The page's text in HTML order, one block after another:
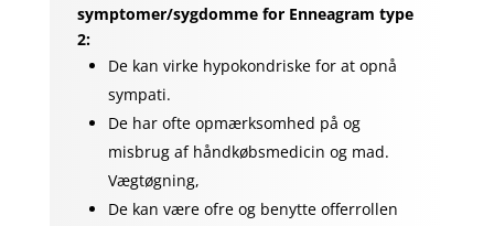
symptomer/sygdomme for Enneagram type
2:
De kan virke hypokondriske for at opnå
sympati.
De har ofte opmærksomhed på og
misbrug af håndkøbsmedicin og mad.
Vægtøgning,
De kan være ofre og benytte offerrollen